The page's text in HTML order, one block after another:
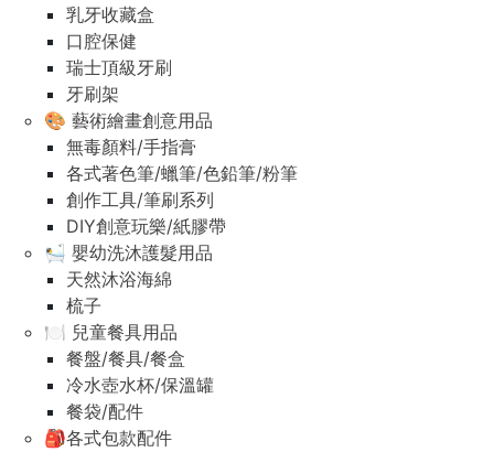
乳牙收藏盒
口腔保健
瑞士頂級牙刷
牙刷架
🎨 藝術繪畫創意用品
無毒顏料/手指膏
各式著色筆/蠟筆/色鉛筆/粉筆
創作工具/筆刷系列
DIY創意玩樂/紙膠帶
🛀 嬰幼洗沐護髮用品
天然沐浴海綿
梳子
🍽️ 兒童餐具用品
餐盤/餐具/餐盒
冷水壺水杯/保溫罐
餐袋/配件
🎒各式包款配件